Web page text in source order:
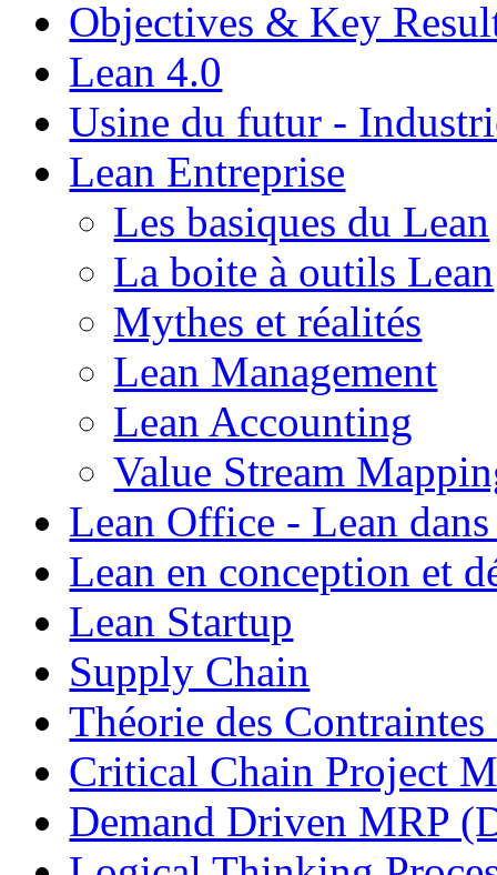
Objectives & Key
Lean 4.0
Usine du futur -
Lean Entreprise
Les basiques du Lean
La boite à outils Lean
Mythes et réalités
Lean Management
Lean Accounting
Value Stream
Lean Office - Lean
Lean en conception et
Lean Startup
Supply Chain
Théorie des
Critical Chain Project
Demand Driven MRP